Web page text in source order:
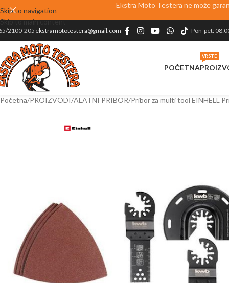
Skip to navigation
Skip to main content
Ekstra Moto Testera ne može
2100-205 ekstramototestera@gmail.com Pon-pet:
POČETNA
VRSTE
Početna PROIZVODI ALATNI PRIBOR Pribor za multi tool EINHELL